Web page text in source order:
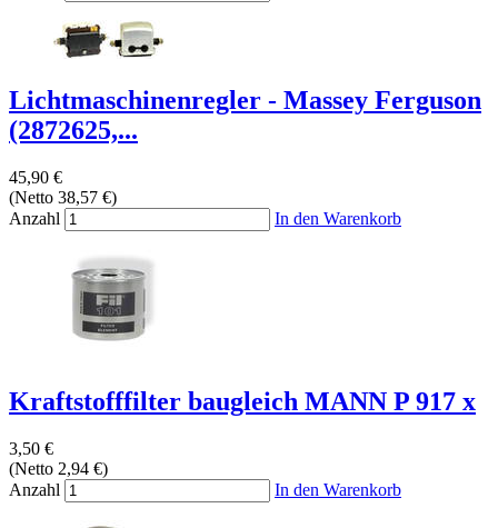
Lichtmaschinenregler - Massey Ferguson
(2872625,...
45,90 €
(Netto 38,57 €)
Anzahl
In den Warenkorb
Kraftstofffilter baugleich MANN P 917 x
3,50 €
(Netto 2,94 €)
Anzahl
In den Warenkorb